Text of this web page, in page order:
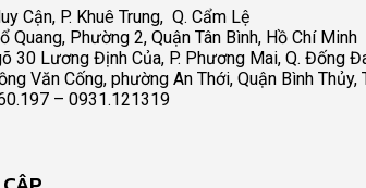
Cận, P. Khuê Trung, Q. Cẩm Lệ
Quang, Phường 2, Quận Tân Bình, Hồ Chí Minh
30 Lương Định Của, P. Phương Mai, Q. Đống
Văn Cống, phường An Thới, Quận Bình Thủy,
– 0931.121319